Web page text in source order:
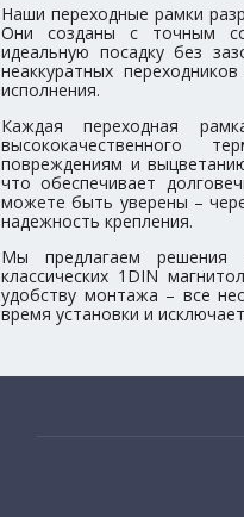
Наши переходные рамки
Они созданы с точным
идеальную посадку без
неаккуратных
исполнения.
Каждая переходная
высококачественного
повреждениям и
что обеспечивает
можете быть уверены –
надежность крепления.
Мы предлагаем решения
классических 1DIN
удобству монтажа – все
время установки и